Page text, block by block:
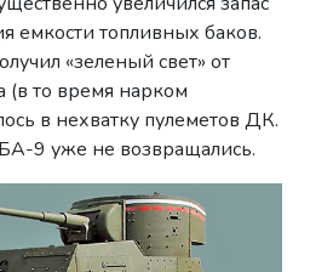
емкости топливных баков.
«зеленый свет» от
(в то время нарком
в нехватку пулеметов ДК.
9 уже не возвращались.